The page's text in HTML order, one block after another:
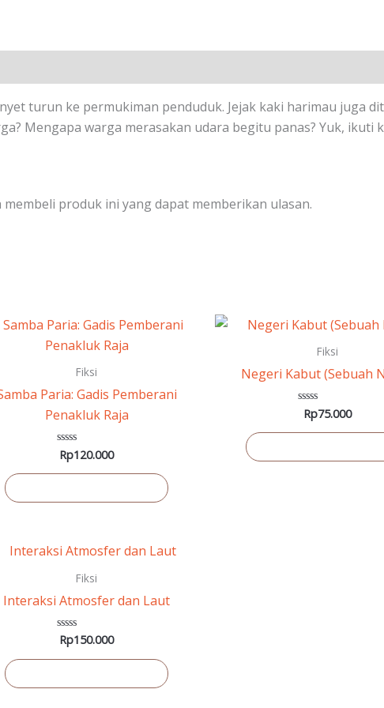
turun ke permukiman penduduk. Jejak kaki harimau juga
Mengapa warga merasakan udara begitu panas? Yuk, ikuti
produk ini yang dapat memberikan ulasan.
Fiksi
Paria: Gadis Pemberani
Penakluk Raja
Dinilai
dari
Rp120.000
Fiksi
Negeri Kabut (Sebuah
Dinilai
dari
Rp75.000
Fiksi
Interaksi Atmosfer dan Laut
Dinilai
dari
Rp150.000